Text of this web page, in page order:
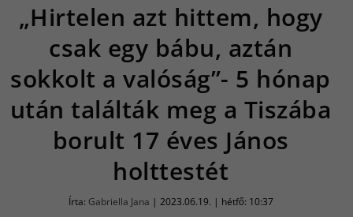
„Hirtelen azt hittem, hogy
csak egy bábu, aztán
sokkolt a valóság”- 5 hónap
után találták meg a Tiszába
borult 17 éves János
holttestét
Írta: Gabriella Jana | 2023.06.19. | hétfő: 10:37